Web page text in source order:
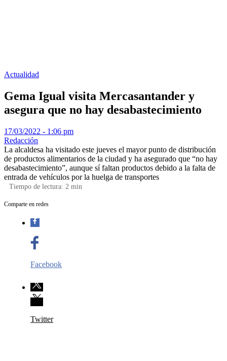
Actualidad
Gema Igual visita Mercasantander y
asegura que no hay desabastecimiento
17/03/2022 - 1:06 pm
Redacción
La alcaldesa ha visitado este jueves el mayor punto de distribución
de productos alimentarios de la ciudad y ha asegurado que “no hay
desabastecimiento”, aunque sí faltan productos debido a la falta de
entrada de vehículos por la huelga de transportes
Tiempo de lectura: 2 min
Comparte en redes
Facebook
Twitter